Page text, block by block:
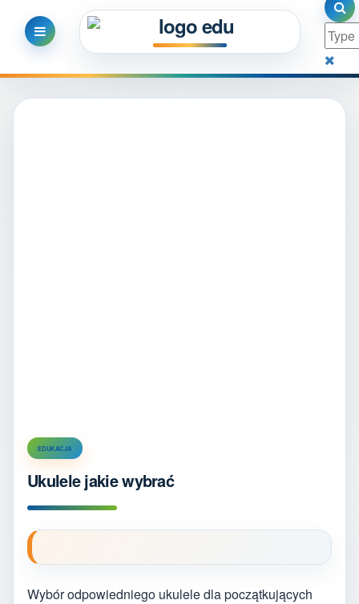
EDUKACJA
Ukulele jakie wybrać
Wybór odpowiedniego ukulele dla początkujących